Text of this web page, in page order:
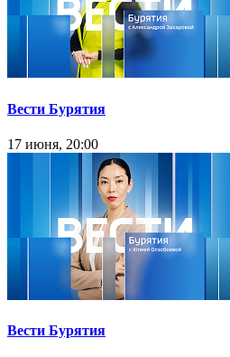
Вести Бурятия
17 июня, 20:00
Вести Бурятия